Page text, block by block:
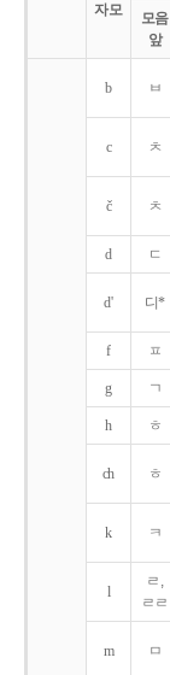
자모
모음
앞
b ㅂ
c ㅊ
č ㅊ
d ㄷ
d' 디*
f ㅍ
g ㄱ
h ㅎ
ch ㅎ
k ㅋ
l
ㄹ,
ㄹㄹ
m ㅁ